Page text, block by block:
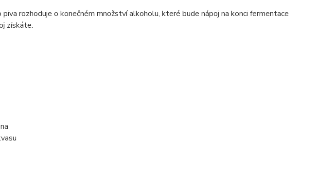
rozhoduje o konečném množství alkoholu, které bude nápoj na konci fermentace
získáte.